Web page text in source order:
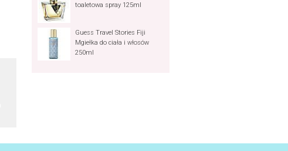
toaletowa spray 125ml
Guess Travel Stories Fiji
Mgiełka do ciała i włosów
250ml